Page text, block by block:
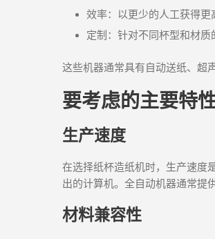
效率：以更少的人工获得更
定制：针对不同杯型和材质
这些机器通常具有自动送纸、超
要考虑的主要特
生产速度
在选择纸杯造纸机时，生产速度
出的计算机。全自动机器通常提
材料兼容性